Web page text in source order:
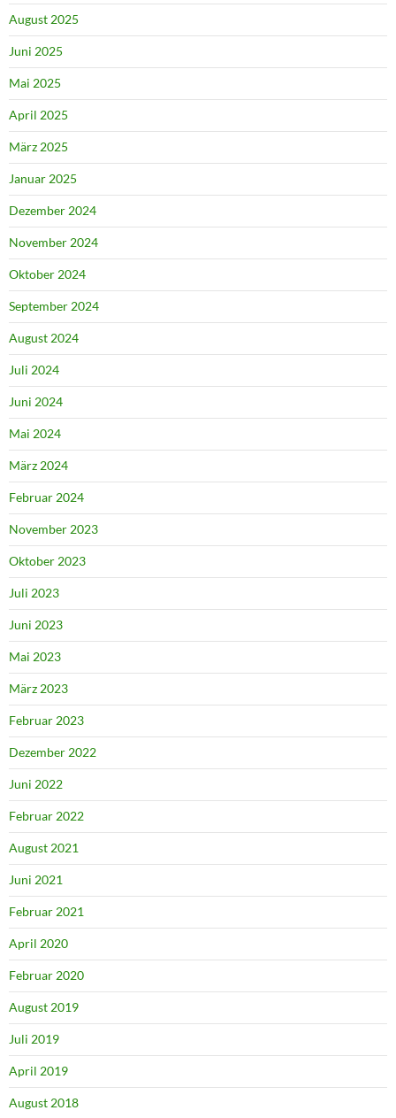
August 2025
Juni 2025
Mai 2025
April 2025
März 2025
Januar 2025
Dezember 2024
November 2024
Oktober 2024
September 2024
August 2024
Juli 2024
Juni 2024
Mai 2024
März 2024
Februar 2024
November 2023
Oktober 2023
Juli 2023
Juni 2023
Mai 2023
März 2023
Februar 2023
Dezember 2022
Juni 2022
Februar 2022
August 2021
Juni 2021
Februar 2021
April 2020
Februar 2020
August 2019
Juli 2019
April 2019
August 2018